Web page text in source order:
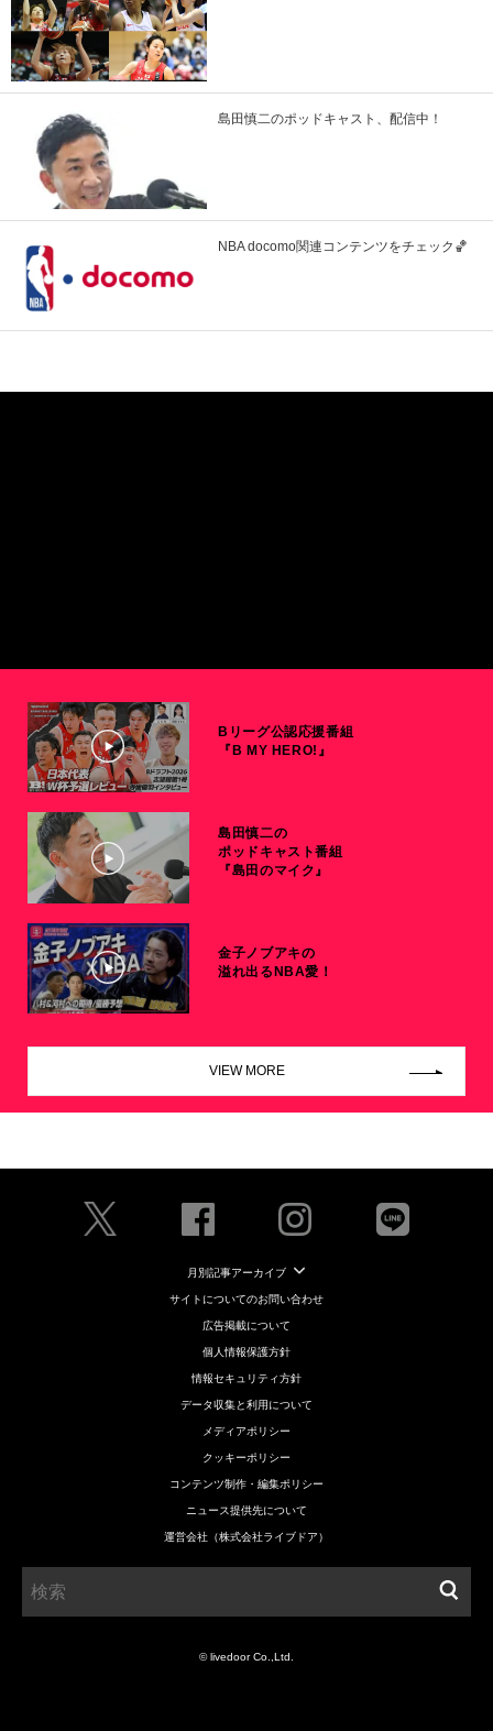
島田慎二のポッドキャスト、配信中！
NBA docomo関連コンテンツをチェック🏀
Bリーグ公認応援番組
『B MY HERO!』
島田慎二の
ポッドキャスト番組
『島田のマイク』
金子ノブアキの
溢れ出るNBA愛！
VIEW MORE
月別記事アーカイブ
サイトについてのお問い合わせ
広告掲載について
個人情報保護方針
情報セキュリティ方針
データ収集と利用について
メディアポリシー
クッキーポリシー
コンテンツ制作・編集ポリシー
ニュース提供先について
運営会社（株式会社ライブドア）
© livedoor Co.,Ltd.